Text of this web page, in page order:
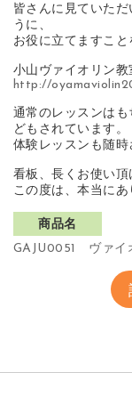
皆さんに見ていた
うに、
お役に立てますこと
小山ヴァイオリン教
http://
通常のレッスンは
どもされています。
体験レッスンも随
看板、長くお使い
この度は、本当にあ
商品名
GAJU0051 ヴァイ